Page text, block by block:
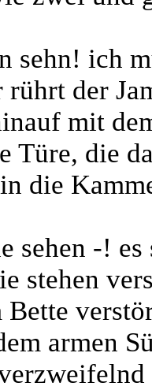
sehn! ich
rührt der
mit
Türe, die
die
sehen -!
stehen
armen